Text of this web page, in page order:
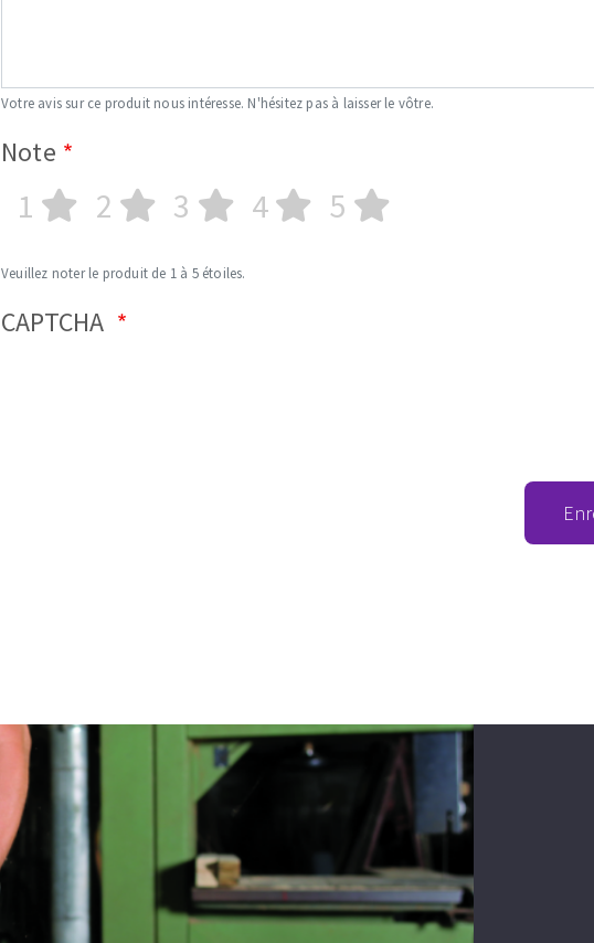
Votre avis sur ce produit nous intéresse. N'hésitez pas à laisser le vôtre.
Note
1 2 3 4 5
Veuillez noter le produit de 1 à 5 étoiles.
CAPTCHA